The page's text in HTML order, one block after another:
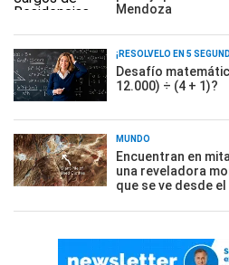
Mendoza
¡RESOLVELO EN 5
Desafío
12.000) ÷ (4 + 1)?
MUNDO
Encuentran en
una reveladora
que se ve desde